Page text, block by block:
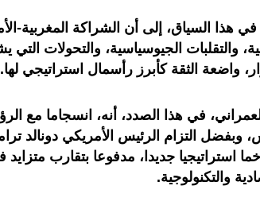
في هذا السياق، إلى أن الشراكة المغربية-
والتقلبات الجيوسياسية، والتحولات
واضعة الثقة كأبرز رأسمال استراتيجي لها.
في هذا الصدد، أنه، انسجاما مع
وبفضل التزام الرئيس الأمريكي دونالد
استراتيجيا جديدا، مدفوعا بتقارب
والتكنولوجية.